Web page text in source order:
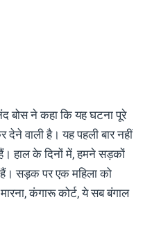
बोस ने कहा कि यह घटना पूरे
देने वाली है। यह पहली बार नहीं
हाल के दिनों में, हमने सड़कों
सड़क पर एक महिला को
कंगारू कोर्ट, ये सब बंगाल